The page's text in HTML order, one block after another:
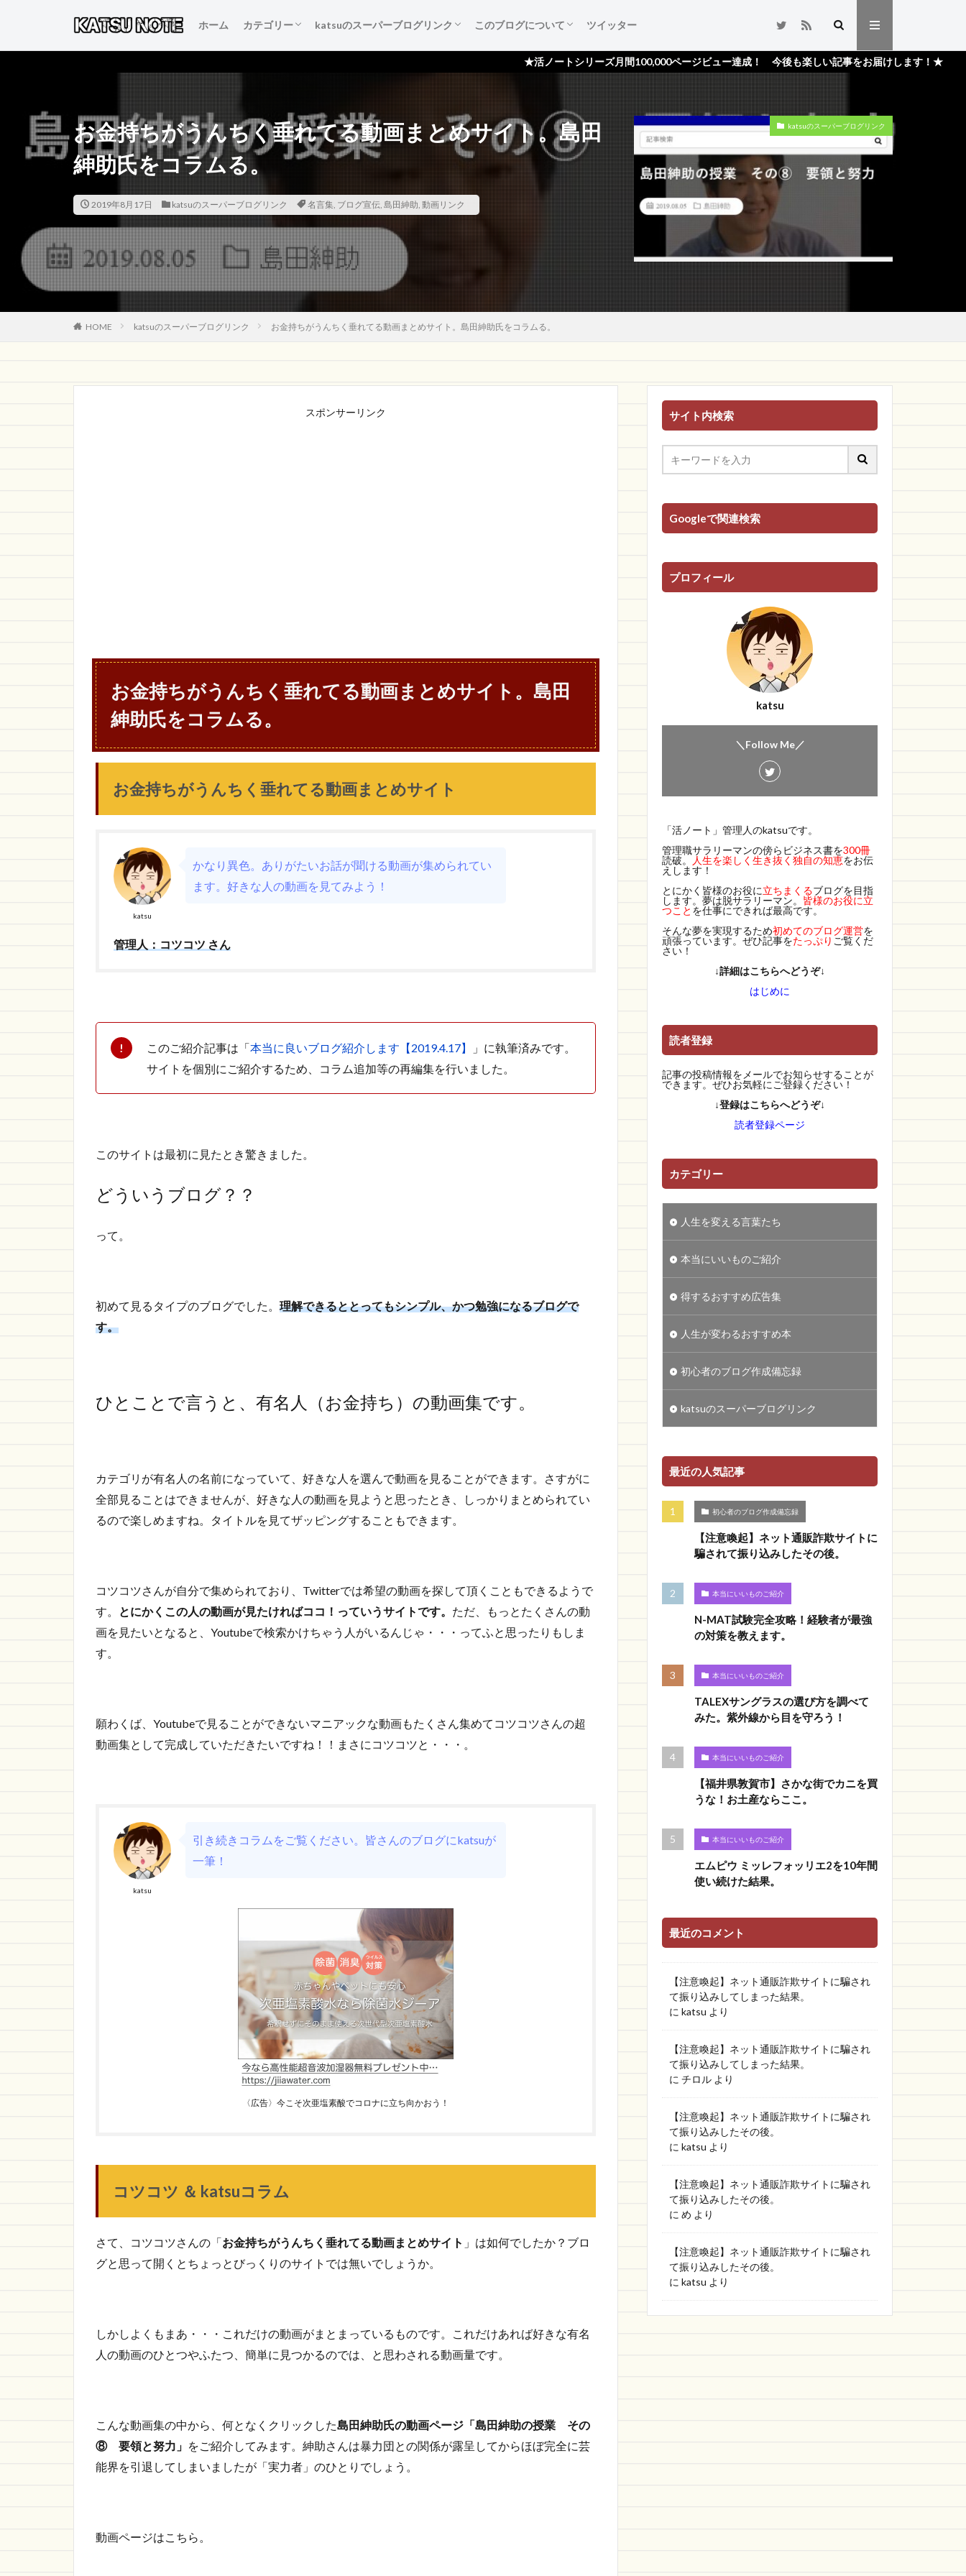
ホーム カテゴリー
人生を変える言葉たち
本当にいいものご紹介
得するおすすめ広告集
人生が変わるおすすめ本
初心者のブログ作成備忘録
katsuのスーパーブログリンク
katsuのスーパーブログリンク
katsuのスーパーブログリンクとは
katsuのスーパーブログリンク 登録依頼
このブログについて
ブログ『活ノート』のご紹介！
サイトマップ
プライバシーポリシー
読者登録ページ
スポンサー様のページ
お問い合わせ
ツイッター
★活ノートシリーズ月間100,000ページビュー達成！ 今後も楽しい記事をお届けします！★
お金持ちがうんちく垂れてる動画まとめサイト。島田
紳助氏をコラムる。
2019年8月17日 katsuのスーパーブログリンク 名言集, ブログ宣伝, 島田紳助, 動画リンク
katsuのスーパーブログリンク
HOME katsuのスーパーブログリンク お金持ちがうんちく垂れてる動画まとめサイト。島田紳助氏をコラムる。
スポンサーリンク
お金持ちがうんちく垂れてる動画まとめサイト。島田
紳助氏をコラムる。
お金持ちがうんちく垂れてる動画まとめサイト
katsu
かなり異色。ありがたいお話が聞ける動画が集められてい
ます。好きな人の動画を見てみよう！
管理人：コツコツ さん
このご紹介記事は「本当に良いブログ紹介します【2019.4.17】
」に執筆済みです。
サイトを個別にご紹介するため、コラム追加等の再編集を行いました。
このサイトは最初に見たとき驚きました。
どういうブログ？？
って。
初めて見るタイプのブログでした。 理解できるととってもシンプル、かつ勉強になるブログで
す。
ひとことで言うと、有名人（お金持ち）の動画集です。
カテゴリが有名人の名前になっていて、好きな人を選んで動画を見ることができます。さすがに
全部見ることはできませんが、好きな人の動画を見ようと思ったとき、しっかりまとめられてい
るので楽しめますね。タイトルを見てザッピングすることもできます。
コツコツさんが自分で集められており、Twitterでは希望の動画を探して頂くこともできるようで
す。
とにかくこの人の動画が見たければココ！っていうサイトです。 ただ、もっとたくさんの動
画を見たいとなると、Youtubeで検索かけちゃう人がいるんじゃ・・・ってふと思ったりもしま
す。
願わくば、Youtubeで見ることができないマニアックな動画もたくさん集めてコツコツさんの超
動画集として完成していただきたいですね！！まさにコツコツと・・・。
katsu
引き続きコラムをご覧ください。皆さんのブログにkatsuが
一筆！
〈広告〉今こそ次亜塩素酸でコロナに立ち向かおう！
コツコツ ＆ katsuコラム
さて、コツコツさんの「お金持ちがうんちく垂れてる動画まとめサイト 」は如何でしたか？ブロ
グと思って開くとちょっとびっくりのサイトでは無いでしょうか。
しかしよくもまあ・・・これだけの動画がまとまっているものです。これだけあれば好きな有名
人の動画のひとつやふたつ、簡単に見つかるのでは、と思わされる動画量です。
こんな動画集の中から、何となくクリックした島田紳助氏の動画ページ「島田紳助の授業 その
⑧ 要領と努力」 をご紹介してみます。紳助さんは暴力団との関係が露呈してからほぼ完全に芸
能界を引退してしまいましたが「実力者」のひとりでしょう。
動画ページはこちら。
サイト内検索
Googleで関連検索
プロフィール
katsu
＼Follow Me／
「活ノート」管理人のkatsuです。
管理職サラリーマンの傍らビジネス書を300冊
読破。
人生を楽しく生き抜く独自の知恵をお伝
えします！
とにかく皆様のお役に立ちまくるブログを目指
します。夢は脱サラリーマン。 皆様のお役に立
つこと を仕事にできれば最高です。
そんな夢を実現するため初めてのブログ運営を
頑張っています。ぜひ記事をたっぷり ご覧くだ
さい！
↓詳細はこちらへどうぞ↓
はじめに
読者登録
記事の投稿情報をメールでお知らせすることが
できます。ぜひお気軽にご登録ください！
↓登録はこちらへどうぞ↓
読者登録ページ
カテゴリー
人生を変える言葉たち
本当にいいものご紹介
得するおすすめ広告集
人生が変わるおすすめ本
初心者のブログ作成備忘録
katsuのスーパーブログリンク
最近の人気記事
初心者のブログ作成備忘録
【注意喚起】ネット通販詐欺サイトに
騙されて振り込みしたその後。
本当にいいものご紹介
N-MAT試験完全攻略！経験者が最強
の対策を教えます。
本当にいいものご紹介
TALEXサングラスの選び方を調べて
みた。紫外線から目を守ろう！
本当にいいものご紹介
【福井県敦賀市】さかな街でカニを買
うな！お土産ならここ。
本当にいいものご紹介
エムピウ ミッレフォッリエ2を10年間
使い続けた結果。
最近のコメント
【注意喚起】ネット通販詐欺サイトに騙され
て振り込みしてしまった結果。
に katsu より
【注意喚起】ネット通販詐欺サイトに騙され
て振り込みしてしまった結果。
に チロル より
【注意喚起】ネット通販詐欺サイトに騙され
て振り込みしたその後。
に katsu より
【注意喚起】ネット通販詐欺サイトに騙され
て振り込みしたその後。
に め より
【注意喚起】ネット通販詐欺サイトに騙され
て振り込みしたその後。
に katsu より